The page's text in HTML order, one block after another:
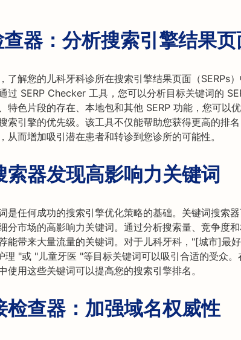
查器：分析搜索引擎结果
了解您的儿科牙科诊所在搜索引擎结果页面（SERPs
过 SERP Checker 工具，您可以分析目标关键词的
特色片段的存在、本地包和其他 SERP 功能，您可以优
索引擎的优先级。该工具不仅能帮助您获得更高的排
从而增加吸引潜在患者和转诊到您诊所的可能性。
索器发现高影响力关键词
是任何成功的搜索引擎优化策略的基础。关键词搜索
分市场的高影响力关键词。通过分析搜索量、竞争度
能带来大量流量的关键词。对于儿科牙科，"[城市]最
理 "或 "儿童牙医 "等目标关键词可以吸引合适的受众
使用这些关键词可以提高您的搜索引擎排名。
检查器：加强域名权威性